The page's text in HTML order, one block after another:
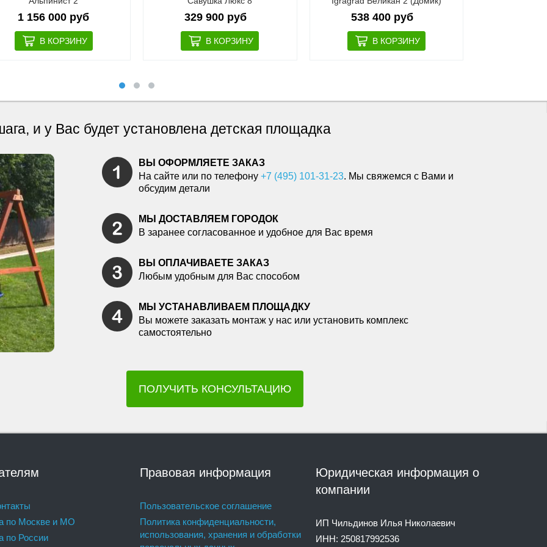
1 156 000 руб 329 900 руб 538 400 руб
и у Вас будет установлена детская площадка
ВЫ ОФОРМЛЯЕТЕ ЗАКАЗ
На сайте или по телефону +7 (495) 101-31-23. Мы свяжемся с Вами и
обсудим детали
МЫ ДОСТАВЛЯЕМ ГОРОДОК
В заранее согласованное и удобное для Вас время
ВЫ ОПЛАЧИВАЕТЕ ЗАКАЗ
Любым удобным для Вас способом
МЫ УСТАНАВЛИВАЕМ ПЛОЩАДКУ
Вы можете заказать монтаж у нас или установить комплекс
самостоятельно
ПОЛУЧИТЬ КОНСУЛЬТАЦИЮ
по Москве и МО
по России
Правовая информация
Пользовательское соглашение
Политика конфиденциальности,
использования, хранения и обработки
Юридическая информация о
компании
ИП Чильдинов Илья Николаевич
ИНН: 250817992536